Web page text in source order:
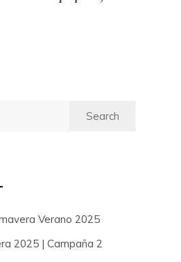
Verano 2025
2025 | Campaña 2